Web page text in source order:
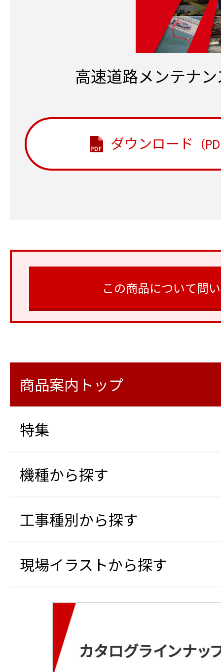
高速道路メンテナ
ダウンロード （
この商品について問
商品案内トップ
特集
機種から探す
工事種別から探す
現場イラストから探す